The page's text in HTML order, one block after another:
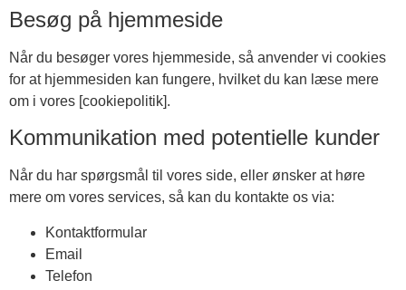
Besøg på hjemmeside
Når du besøger vores hjemmeside, så anvender vi cookies
for at hjemmesiden kan fungere, hvilket du kan læse mere
om i vores [cookiepolitik].
Kommunikation med potentielle kunder
Når du har spørgsmål til vores side, eller ønsker at høre
mere om vores services, så kan du kontakte os via:
Kontaktformular
Email
Telefon